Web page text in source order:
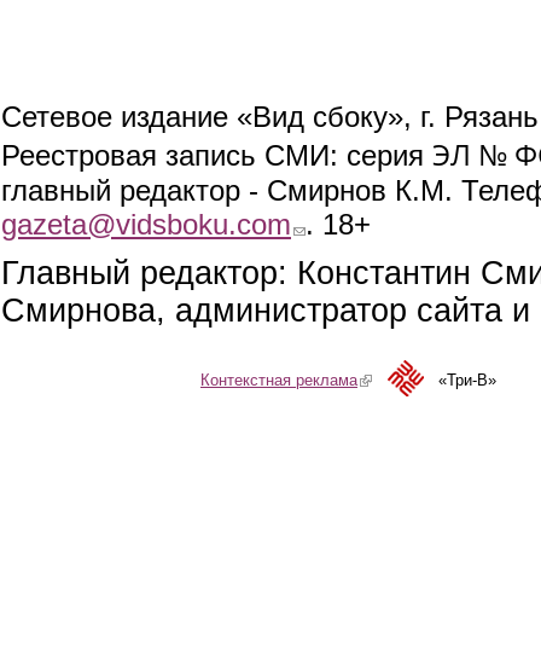
Сетевое издание «Вид сбоку», г.
Реестровая запись СМИ: серия ЭЛ №
главный редактор - Смирнов К.М.
gazeta@vidsboku.com (link sends e-mail)
. 18+
Главный редактор: Константин
Смирнова, администратор сайта
Контекстная реклама(link is external)«Три-В»